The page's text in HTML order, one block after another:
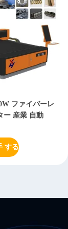
ファイバーレ
ー 産業 自動
する